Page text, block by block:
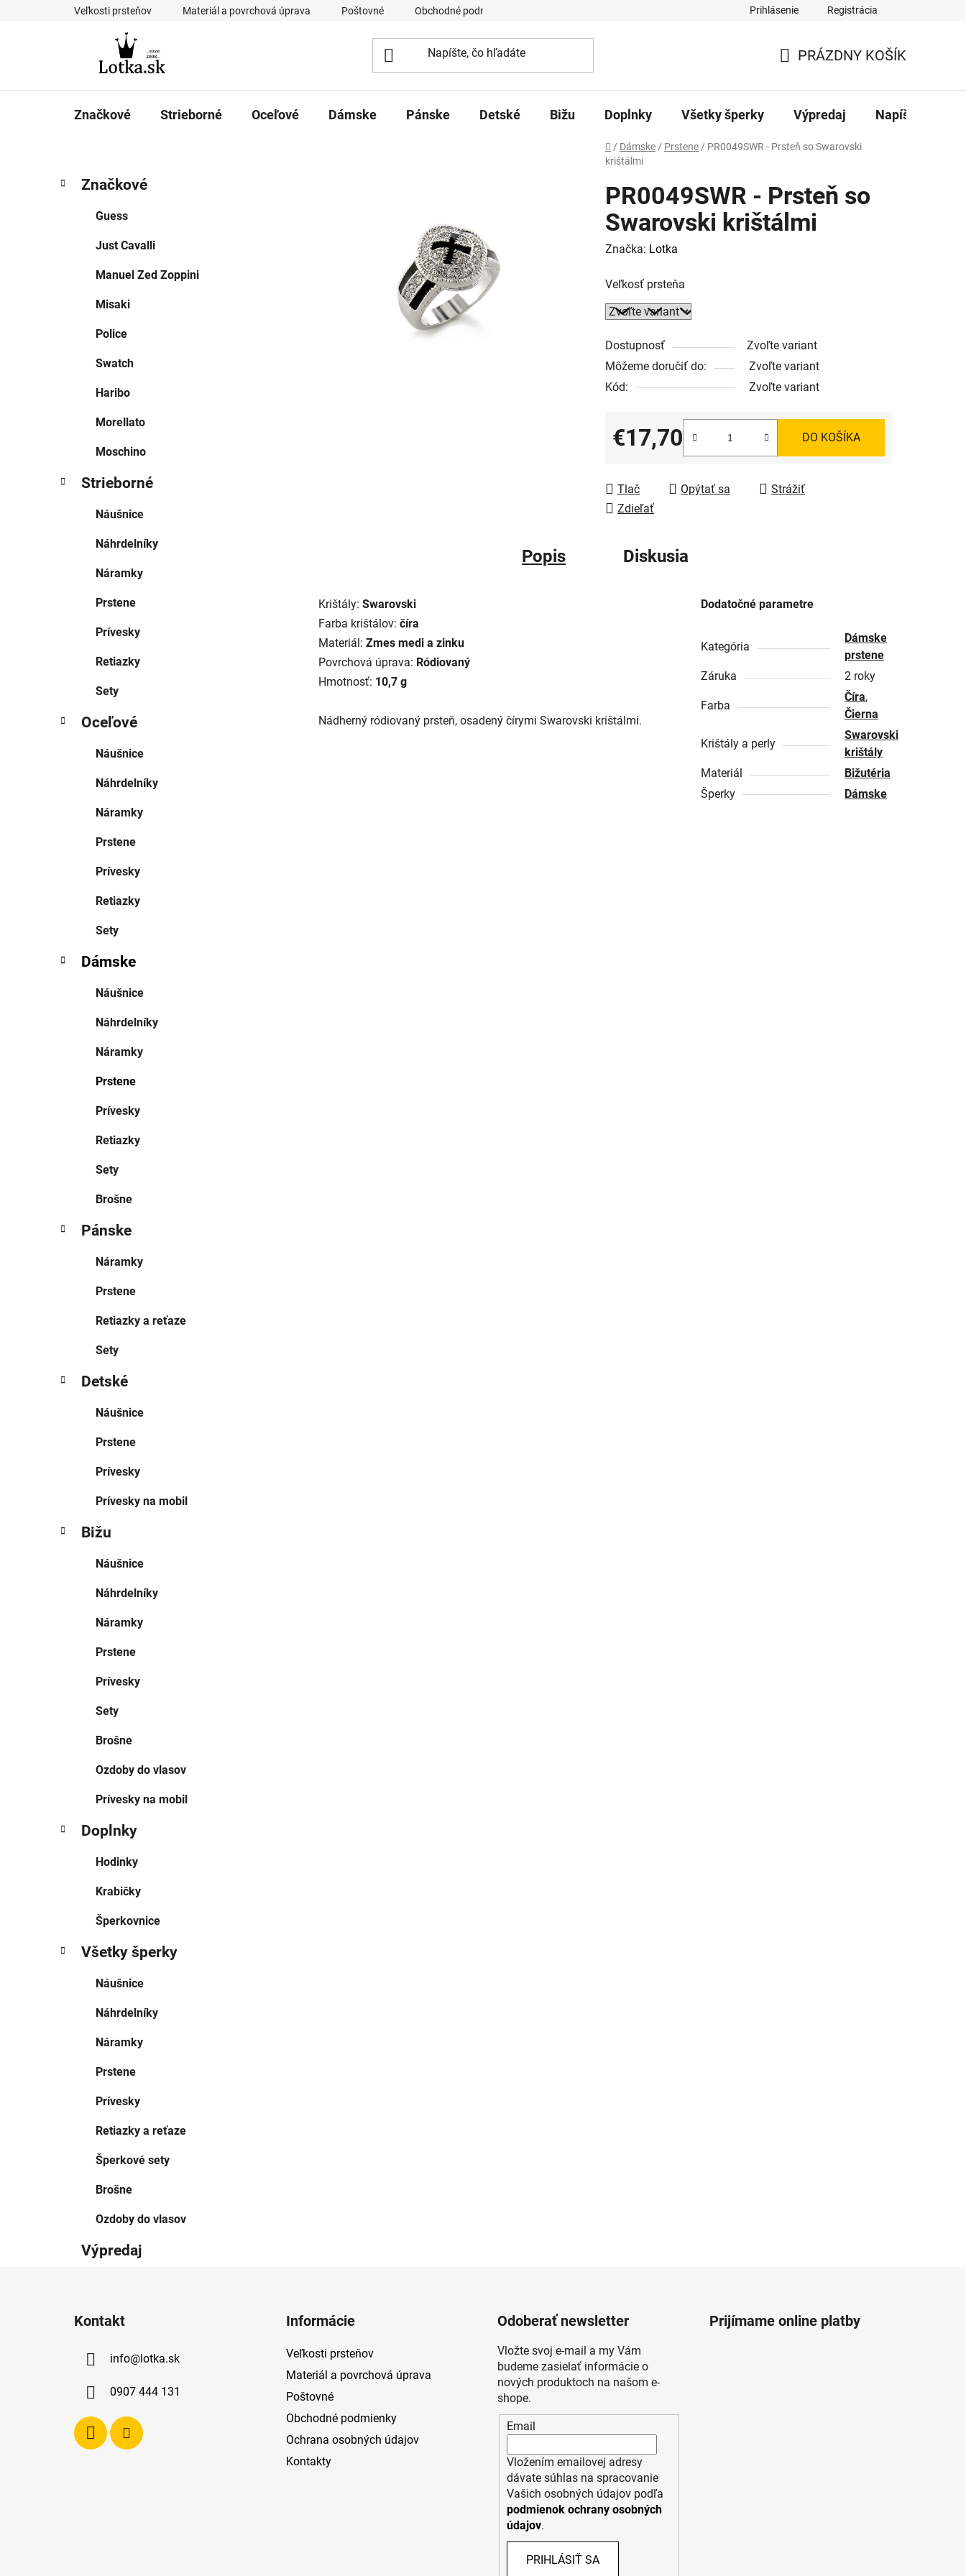
Veľkosti prsteňov Materiál a povrchová úprava Poštovné Obchodné podmienky Prihlásenie Registrácia
KOŠÍK
PRÁZDNY KOŠÍK
Značkové Strieborné Oceľové Dámske Pánske Detské Bižu Doplnky Všetky šperky Výpredaj Napíšte nám
Domov
/ Dámske / Prstene / PR0049SWR - Prsteň so Swarovski
krištálmi
B
kategórie
a
Značkové
Guess
Just Cavalli
Manuel Zed Zoppini
Misaki
Police
Swatch
Haribo
Morellato
Moschino
Strieborné
Náušnice
Náhrdelníky
Náramky
Prstene
Prívesky
Retiazky
Sety
Oceľové
Náušnice
Náhrdelníky
Náramky
Prstene
Prívesky
Retiazky
Sety
Dámske
Náušnice
Náhrdelníky
Náramky
Prstene
Prívesky
Retiazky
Sety
Brošne
Pánske
Náramky
Prstene
Retiazky a reťaze
Sety
Detské
Náušnice
Prstene
Prívesky
Prívesky na mobil
Bižu
Náušnice
Náhrdelníky
Náramky
Prstene
Prívesky
Sety
Brošne
Ozdoby do vlasov
Prívesky na mobil
Doplnky
Hodinky
Krabičky
Šperkovnice
Všetky šperky
Náušnice
Náhrdelníky
Náramky
Prstene
Prívesky
Retiazky a reťaze
Šperkové sety
Brošne
Ozdoby do vlasov
Výpredaj
PR0049SWR - Prsteň so
Swarovski krištálmi
Značka: Lotka
Veľkosť prsteňa
Dostupnosť
Zvoľte variant
Môžeme doručiť do:
Zvoľte variant
Kód:
Zvoľte variant
€17,70
Jednotková cena:
DO KOŠÍKA
Tlač Opýtať sa
Strážiť
Zdieľať
Popis Diskusia
Krištály: Swarovski
Farba krištálov: číra
Materiál: Zmes medi a zinku
Povrchová úprava: Ródiovaný
Hmotnosť: 10,7 g
Nádherný ródiovaný prsteň, osadený čírymi Swarovski krištálmi.
Dodatočné parametre
Kategória
Dámske
prstene
Záruka
2 roky
Farba
Číra,
Čierna
Krištály a perly
Swarovski
krištály
Materiál
Bižutéria
Šperky
Dámske
Kontakt
info@lotka.sk
0907 444 131
Informácie
Veľkosti prsteňov
Materiál a povrchová úprava
Poštovné
Obchodné podmienky
Ochrana osobných údajov
Kontakty
Odoberať newsletter
Vložte svoj e-mail a my Vám
budeme zasielať informácie o
nových produktoch na našom e-
shope.
Email
Vložením emailovej adresy
dávate súhlas na spracovanie
Vašich osobných údajov podľa
podmienok ochrany osobných
údajov.
PRIHLÁSIŤ SA
Prijímame online platby